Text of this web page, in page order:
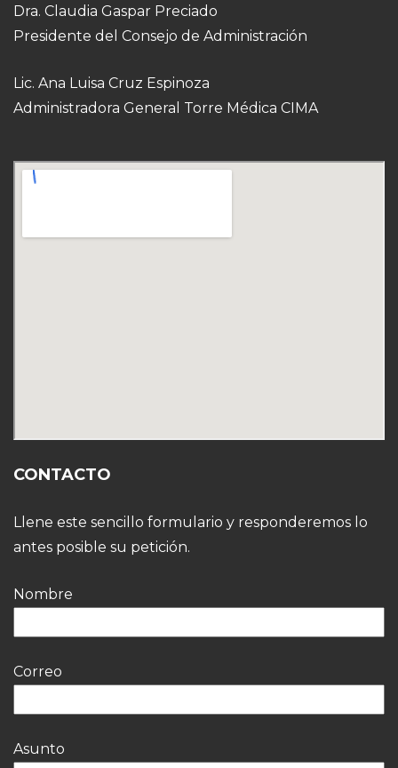
Dra. Claudia Gaspar Preciado
Presidente del Consejo de Administración
Lic. Ana Luisa Cruz Espinoza
Administradora General Torre Médica CIMA
CONTACTO
Llene este sencillo formulario y responderemos lo
antes posible su petición.
Nombre
Correo
Asunto